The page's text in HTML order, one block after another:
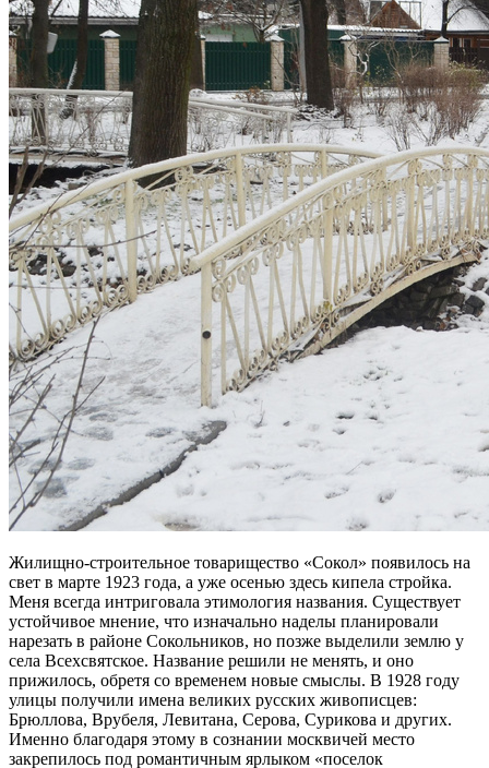
Жилищно-строительное товарищество «Сокол» появилось на
свет в марте 1923 года, а уже осенью здесь кипела стройка.
Меня всегда интриговала этимология названия. Существует
устойчивое мнение, что изначально наделы планировали
нарезать в районе Сокольников, но позже выделили землю у
села Всехсвятское. Название решили не менять, и оно
прижилось, обретя со временем новые смыслы. В 1928 году
улицы получили имена великих русских живописцев:
Брюллова, Врубеля, Левитана, Серова, Сурикова и других.
Именно благодаря этому в сознании москвичей место
закрепилось под романтичным ярлыком «поселок